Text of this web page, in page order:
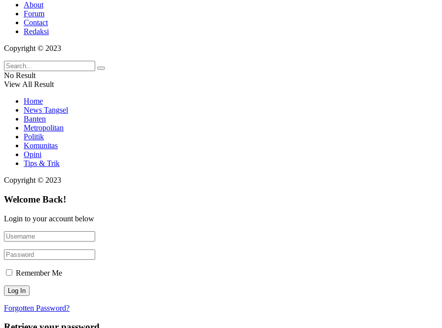
About
Forum
Contact
Redaksi
Copyright © 2023
No Result
View All Result
Home
News Tangsel
Banten
Metropolitan
Politik
Komunitas
Opini
Tips & Trik
Copyright © 2023
Welcome Back!
Login to your account below
Remember Me
Forgotten Password?